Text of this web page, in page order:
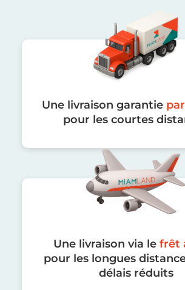
Une livraison garantie
pour les courtes
Une livraison via le frêt
pour les longues
délais réduits